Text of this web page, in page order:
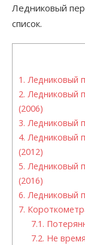
Ледниковый
список.
1. Ледниковый
2. Ледниковый
(2006)
3. Ледниковый
4. Ледниковый
(2012)
5. Ледниковый
(2016)
6. Ледниковый
7.
7.1.
7.2. Не